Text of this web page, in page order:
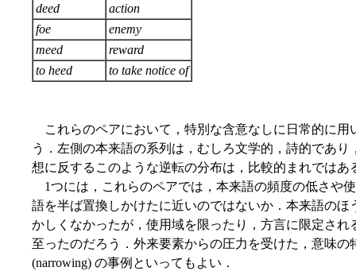
deed
action
foe
enemy
meed
reward
to heed
to take notice of
これらのペアにおいて，特別な含意なしに日常的に用
う．左側の本来語の系列は，むしろ文学的，詩的であ
想に反するこのような逆転の分布は，比較的まれでは
1つには，これらのペアでは，本来語の頻度の低さや
語を半ば置換しかけたに近いのではないか．本来語の
かしくなかったが，使用域を限ったり，方言に限定さ
至ったのだろう．外来要素からの圧力を受けた，意味の
(narrowing) の事例といってもよい．